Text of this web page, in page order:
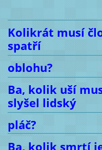
Kolikrát musí
spatří
oblohu?
Ba, kolik uší
slyšel lidský
pláč?
Ba, kolik smrtí